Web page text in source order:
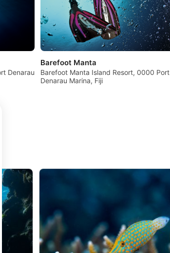
Barefoot Manta
Barefoot Manta Island Resort, 0000 Port
Denarau Marina, Fiji